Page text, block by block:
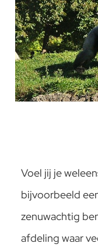
Voel jij je
bijvoorbeeld
zenuwachtig
afdeling waar